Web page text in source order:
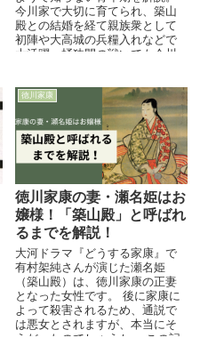
今川家で大切に育てられ、築山
殿との結婚を経て親族衆として
初陣や大高城の兵糧入れなどで
大活躍。桶狭間の戦いでも今川
徳川家康
徳川家康の妻・瀬名姫はお
嬢様！「築山殿」と呼ばれ
るまでを解説！
大河ドラマ『どうする家康』で
有村架純さんが演じた瀬名姫
（築山殿）は、徳川家康の正妻
となった女性です。 後に家康に
よって殺害されるため、通説で
は悪女とされますが、本当にそ
うだったのでしょうか。 この記